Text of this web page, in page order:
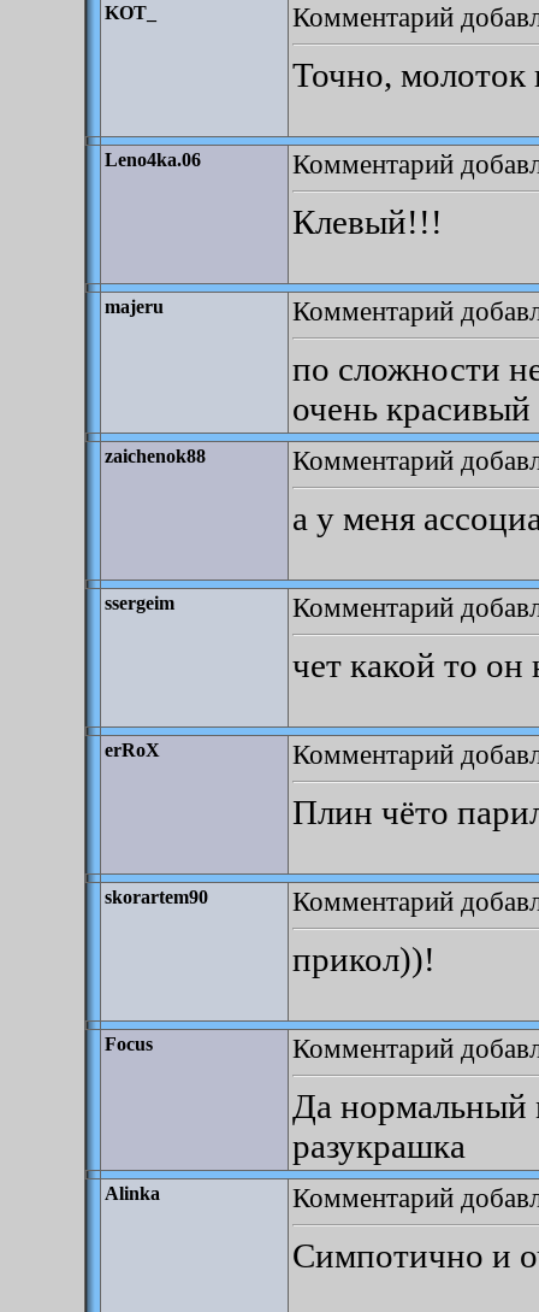
KOT_ Комментарий
Точно, молоток
Leno4ka.06 Комментарий
Клевый!!!
majeru Комментарий
по сложности
очень красивый
zaichenok88 Комментарий
а у меня
ssergeim Комментарий
чет какой то
erRoX Комментарий
Плин чёто
skorartem90 Комментарий
прикол))!
Focus Комментарий
Да нормальный
разукрашка
Alinka Комментарий
Симпотично и